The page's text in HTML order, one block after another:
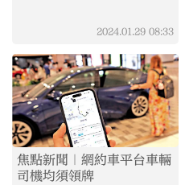
2024.01.29 08:33
焦點新聞｜網約車平台車輛
司機均須領牌